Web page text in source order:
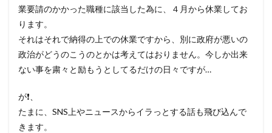
業要請のかかった職種に該当した為に、４月から休業してお
ります。
それはそれで納得の上での休業ですから、別に政府が悪いの
政治がどうのこうのとかは考えてはおりません。今しか出来
ない事を粛々と励もうとしてるだけの日々ですが…
が❗️、
たまに、SNS上やニュースからイラっとする話も飛び込んで
きます。